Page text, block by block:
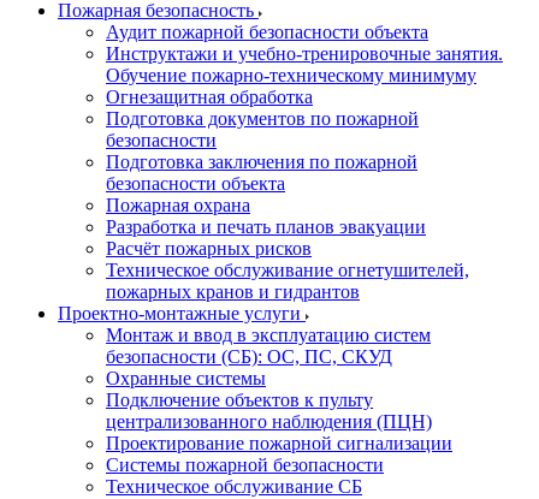
Пожарная безопасность
Аудит пожарной безопасности объекта
Инструктажи и учебно-тренировочные занятия.
Обучение пожарно-техническому минимуму
Огнезащитная обработка
Подготовка документов по пожарной
безопасности
Подготовка заключения по пожарной
безопасности объекта
Пожарная охрана
Разработка и печать планов эвакуации
Расчёт пожарных рисков
Техническое обслуживание огнетушителей,
пожарных кранов и гидрантов
Проектно-монтажные услуги
Монтаж и ввод в эксплуатацию систем
безопасности (СБ): ОС, ПС, СКУД
Охранные системы
Подключение объектов к пульту
централизованного наблюдения (ПЦН)
Проектирование пожарной сигнализации
Системы пожарной безопасности
Техническое обслуживание СБ